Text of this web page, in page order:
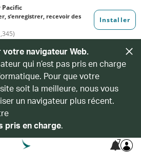
navigateur Web.
qui n’est pas pris en charge
Pour que votre
soit la meilleure, nous vous
un navigateur plus récent.
pris en charge.
7